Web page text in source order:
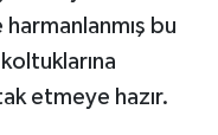
bu
etmeye hazır.